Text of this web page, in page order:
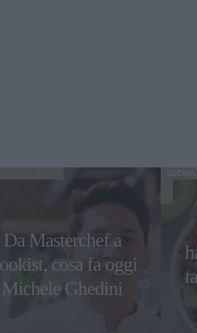
Da Masterchef a
cosa fa oggi
Michele Ghedini
CUCINA